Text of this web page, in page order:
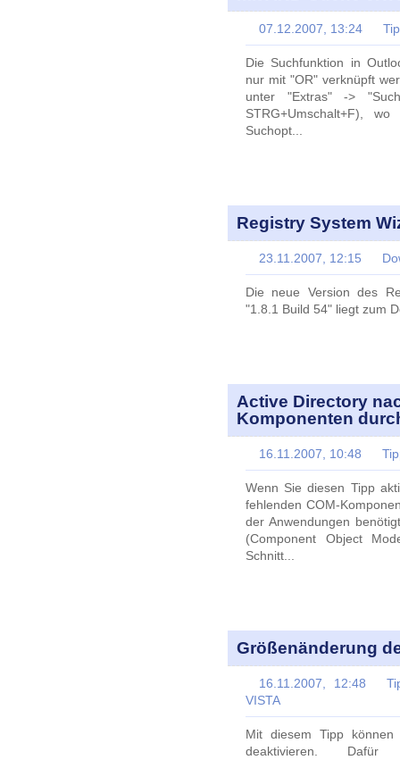
07.12.2007, 13:24
Die Suchfunktion in
nur mit "OR" verknüpft
unter "Extras" ->
STRG+Umschalt+F),
Suchopt...
Registry System
23.11.2007, 12:15
Die neue Version des
"1.8.1 Build 54" liegt zum
Active Directory
Komponenten
16.11.2007, 10:48
Wenn Sie diesen Tipp
fehlenden COM-
der Anwendungen
(Component Object
Schnitt...
Größenänderung
16.11.2007, 12:48
VISTA
Mit diesem Tipp
deaktivieren.